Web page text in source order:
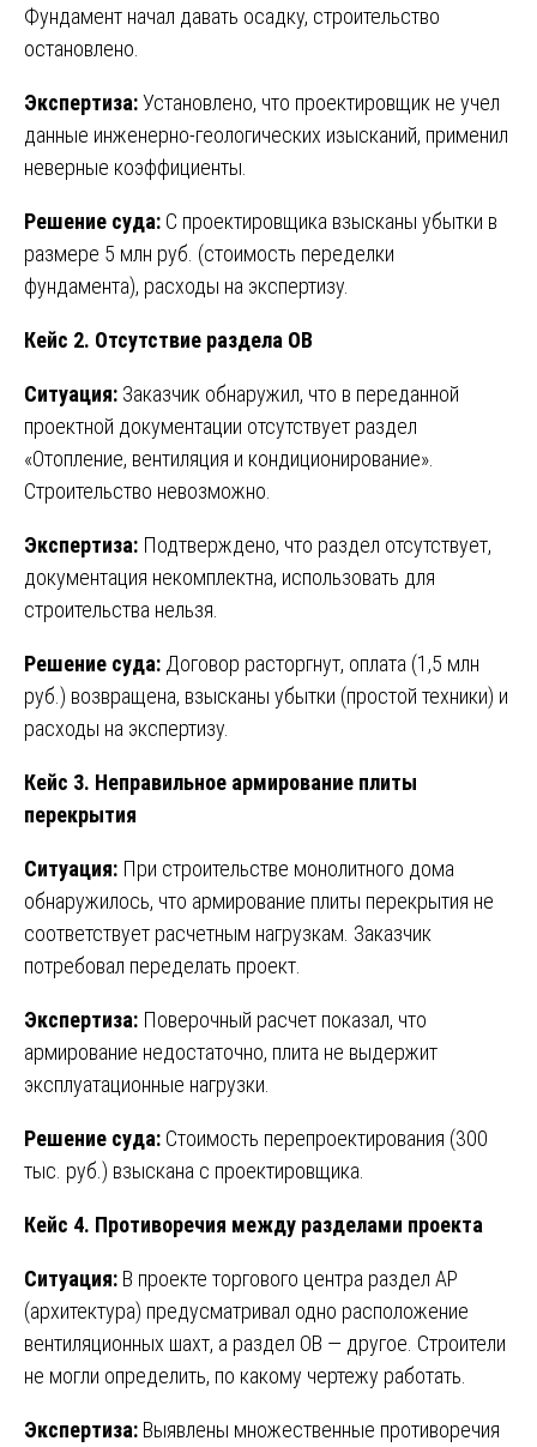
Фундамент начал давать осадку, строительство
остановлено.
Экспертиза:Установлено, что проектировщик не учел
данные инженерно-геологических изысканий, применил
неверные коэффициенты.
Решение суда: С проектировщика взысканы убытки в
размере 5 млн руб. (стоимость переделки
фундамента), расходы на экспертизу.
Кейс 2. Отсутствие раздела ОВ
Ситуация: Заказчик обнаружил, что в переданной
проектной документации отсутствует раздел
«Отопление, вентиляция и кондиционирование».
Строительство невозможно.
Экспертиза: Подтверждено, что раздел отсутствует,
документация некомплектна, использовать для
строительства нельзя.
Решение суда: Договор расторгнут, оплата (1,5 млн
руб.) возвращена, взысканы убытки (простой техники) и
расходы на экспертизу.
Кейс 3. Неправильное армирование плиты
перекрытия
Ситуация: При строительстве монолитного дома
обнаружилось, что армирование плиты перекрытия не
соответствует расчетным нагрузкам. Заказчик
потребовал переделать проект.
Экспертиза: Поверочный расчет показал, что
армирование недостаточно, плита не выдержит
эксплуатационные нагрузки.
Решение суда: Стоимость перепроектирования (300
тыс. руб.) взыскана с проектировщика.
Кейс 4. Противоречия между разделами проекта
Ситуация: В проекте торгового центра раздел АР
(архитектура) предусматривал одно расположение
вентиляционных шахт, а раздел ОВ — другое. Строители
не могли определить, по какому чертежу работать.
Экспертиза: Выявлены множественные противоречия